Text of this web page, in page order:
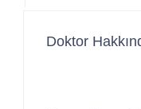
Doktor